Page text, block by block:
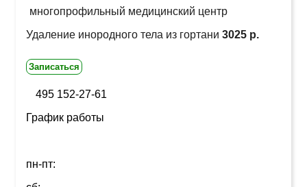
многопрофильный медицинский центр
Удаление инородного тела из гортани 3025 р.
Записаться
495 152-27-61
График работы
пн-пт: